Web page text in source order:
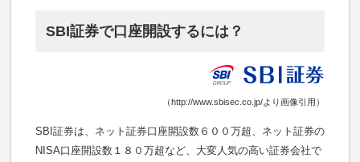
SBI証券で口座開設するには？
（http://www.sbisec.co.jp/より画像引用）
SBI証券は、ネット証券口座開設数６００万超、ネット証券の
NISA口座開設数１８０万超など、大変人気の高い証券会社で